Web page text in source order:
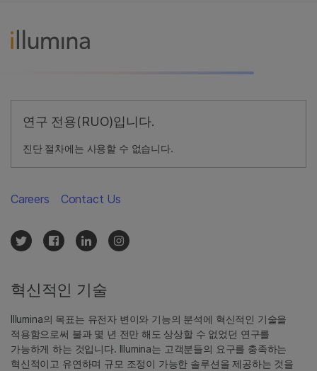
연구 전용(RUO)입니다.
진단 절차에는 사용할 수 없습니다.
혁신적인 기술
Illumina의 목표는 유전자 변이와 기능의 분석에 혁신적인 기술을
적용함으로써 불과 몇 년 전만 해도 상상할 수 없었던 연구를
가능하게 하는 것입니다. Illumina는 고객분들의 요구를 충족하는
혁신적이고 유연하며 규모 조정이 가능한 솔루션을 제공하는 것을
Careers Contact Us